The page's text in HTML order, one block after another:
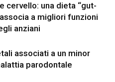
cervello: una dieta “gut-
a migliori funzioni
anziani
associati a un minor
parodontale